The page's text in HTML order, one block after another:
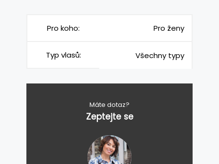
Pro koho: Pro ženy
Typ vlasů: Všechny typy
Máte dotaz?
Zeptejte se